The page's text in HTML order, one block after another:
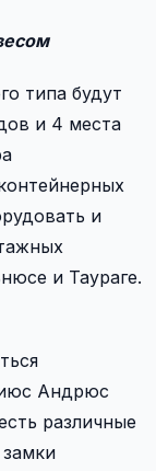
типа будут
и 4 места
и
и Таураге.
Андрюс
различные